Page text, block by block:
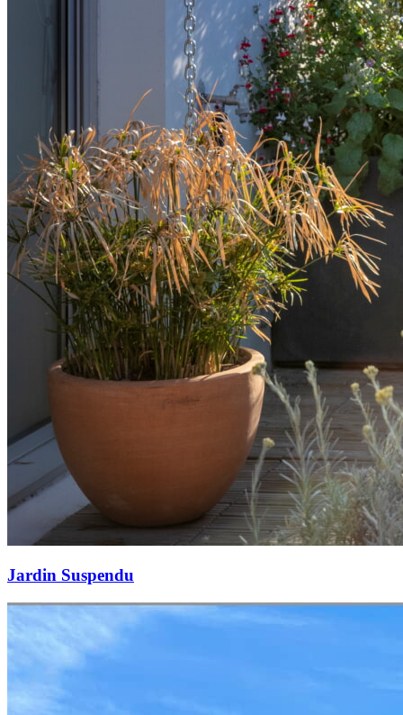
Jardin Suspendu